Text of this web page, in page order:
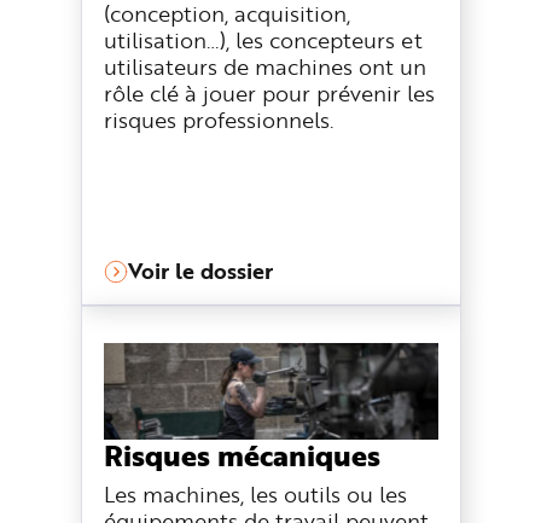
(conception, acquisition,
utilisation…), les concepteurs et
utilisateurs de machines ont un
rôle clé à jouer pour prévenir les
risques professionnels.
Voir le dossier
Risques mécaniques
Les machines, les outils ou les